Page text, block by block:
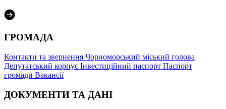
ГРОМАДА
Контакти та звернення Чорноморський міський голова
Депутатський корпус Інвестиційний паспорт Паспорт
громади Вакансії
ДОКУМЕНТИ ТА ДАНІ